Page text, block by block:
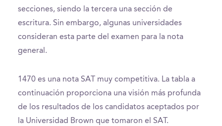
secciones, siendo la tercera una sección de
escritura. Sin embargo, algunas universidades
consideran esta parte del examen para la nota
general.
1470 es una nota SAT muy competitiva. La tabla a
continuación proporciona una visión más profunda
de los resultados de los candidatos aceptados por
la Universidad Brown que tomaron el SAT.